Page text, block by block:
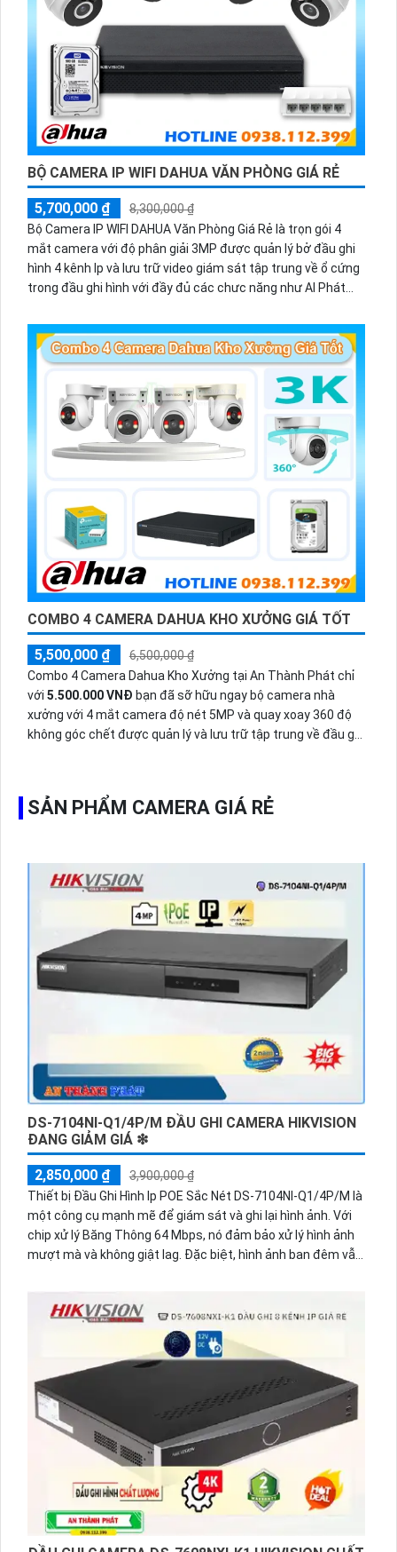
BỘ CAMERA IP WIFI DAHUA VĂN PHÒNG GIÁ RẺ
5,700,000 ₫
8,300,000 ₫
Bộ Camera IP WIFI DAHUA Văn Phòng Giá Rẻ là trọn gói 4
mắt camera với độ phân giải 3MP được quản lý bở đầu ghi
hình 4 kênh Ip và lưu trữ video giám sát tập trung về ổ cứng
trong đầu ghi hình với đầy đủ các chưc năng như AI Phát
có màu vào ban đêm
COMBO 4 CAMERA DAHUA KHO XƯỞNG GIÁ TỐT
5,500,000 ₫
6,500,000 ₫
Combo 4 Camera Dahua Kho Xưởng tại An Thành Phát chỉ
với 5.500.000 VNĐ bạn đã sỡ hữu ngay bộ camera nhà
xưởng với 4 mắt camera độ nét 5MP và quay xoay 360 độ
không góc chết được quản lý và lưu trữ tập trung về đầu ghi
SẢN PHẨM CAMERA GIÁ RẺ
DS-7104NI-Q1/4P/M ĐẦU GHI CAMERA HIKVISION
ĐANG GIẢM GIÁ ❇
2,850,000 ₫
3,900,000 ₫
Thiết bị Đầu Ghi Hình Ip POE Sắc Nét DS-7104NI-Q1/4P/M là
một công cụ mạnh mẽ để giám sát và ghi lại hình ảnh. Với
chip xử lý Băng Thông 64 Mbps, nó đảm bảo xử lý hình ảnh
mượt mà và không giật lag. Đặc biệt, hình ảnh ban đêm vẫn
trợ các chuẩn nén như H.265+/H.265/H.264+/H.264, cho
phép tiết kiệm băng thông và lưu trữ. Ngoài ra, việc cấp
nguồn qua cổng RJ45 giúp thiết lập và sử dụng dễ dàng
hơn. Với 1 HDD, bạn có thể lưu trữ nhiều dữ liệu hơn.